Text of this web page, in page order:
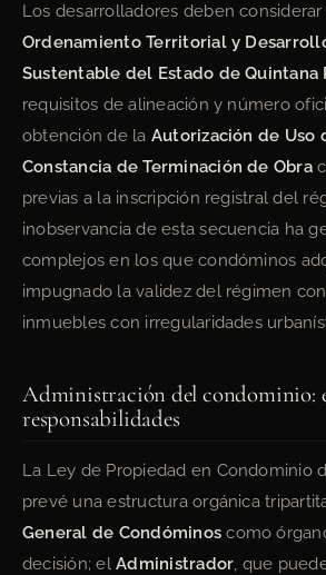
Los desarrolladores deben
Ordenamiento Territorial y
Sustentable del Estado de Quintana
requisitos de alineación y número
obtención de la Autorización de Uso
Constancia de Terminación de Obra
previas a la inscripción registral del
inobservancia de esta secuencia ha
complejos en los que condóminos
impugnado la validez del régimen
inmuebles con irregularidades
Administración del condominio:
responsabilidades
La Ley de Propiedad en Condominio
prevé una estructura orgánica
General de Condóminos como
decisión; elAdministrador, que